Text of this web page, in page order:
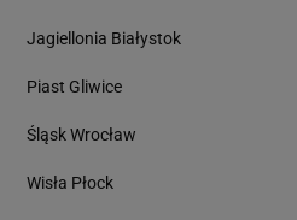
Jagiellonia Białystok
Piast Gliwice
Śląsk Wrocław
Wisła Płock